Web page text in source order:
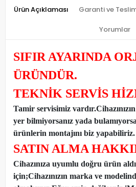
Ürün Açıklaması Garanti ve
Yorumlar
SIFIR AYARINDA
ÜRÜNDÜR.
TEKNİK SERVİS
Tamir servisimiz
yer bilmiyorsanız yada
ürünlerin montajını biz yapabiliriz.
SATIN ALMA
Cihazınıza uyumlu doğru ürün
için;Cihazınızın marka ve